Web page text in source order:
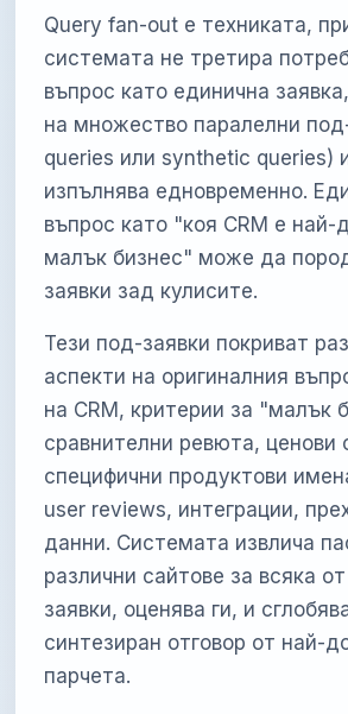
Query fan-out е техниката,
системата не третира
въпрос като единична
на множество паралелни
queries или synthetic queries)
изпълнява едновременно.
въпрос като "коя CRM е най-
малък бизнес" може да
заявки зад кулисите.
Тези под-заявки покриват
аспекти на оригиналния
на CRM, критерии за "малък
сравнителни ревюта, ценови
специфични продуктови
user reviews, интеграции,
данни. Системата извлича
различни сайтове за всяка
заявки, оценява ги, и
синтезиран отговор от най-
парчета.